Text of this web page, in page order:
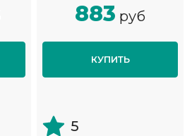
883 руб
КУПИТЬ
5